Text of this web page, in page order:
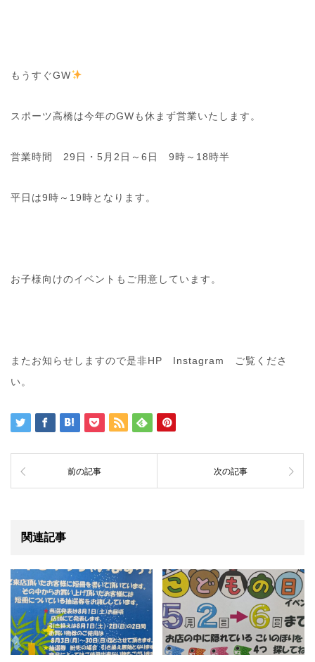
もうすぐGW
スポーツ高橋は今年のGWも休まず営業いたします。
営業時間 29日・5月2日～6日 9時～18時半
平日は9時～19時となります。
お子様向けのイベントもご用意しています。
またお知らせしますので是非HP Instagram ご覧くださ
い。
前の記事 次の記事
関連記事